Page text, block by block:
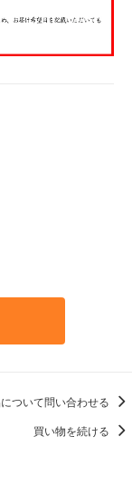
ついて問い合わせる
買い物を続ける